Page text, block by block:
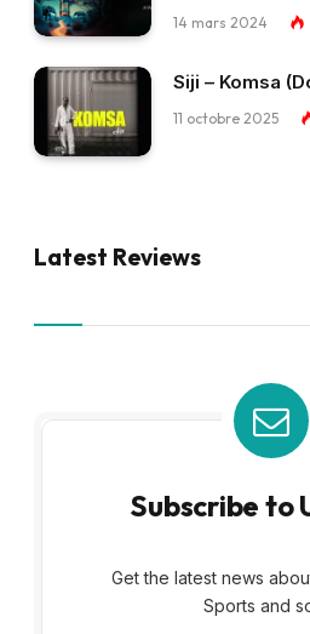
14 mars 2024
Siji – Komsa
11 octobre 2025
Latest Reviews
Subscribe to
Get the latest news
Sports and